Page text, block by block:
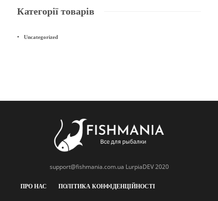
Категорії товарів
Uncategorized
support@fishmania.com.ua LurpiaDEV 2020
ПРО НАС ПОЛІТИКА КОНФІДЕНЦІЙНОСТІ